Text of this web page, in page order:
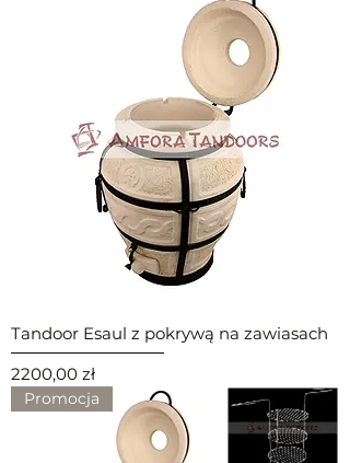
Tandoor Esaul z pokrywą na zawiasach
Cena
2200,00 zł
Promocja